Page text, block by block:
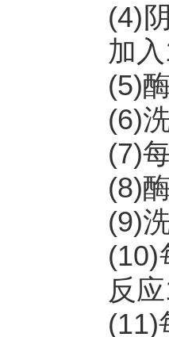
(4)
加
(5)
(6)
(7)
(8)
(9)
反
(11)